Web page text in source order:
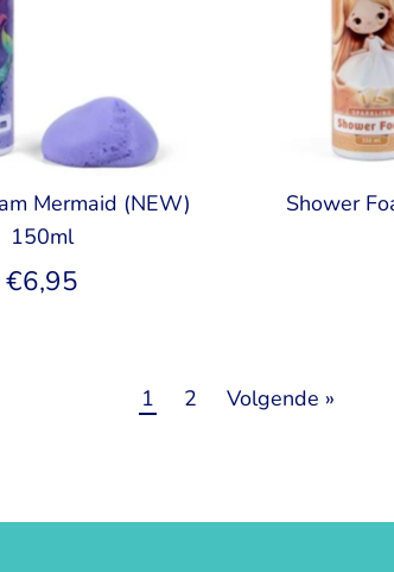
Mermaid (NEW)
150ml
€6,95
Shower
1 2 Volgende »